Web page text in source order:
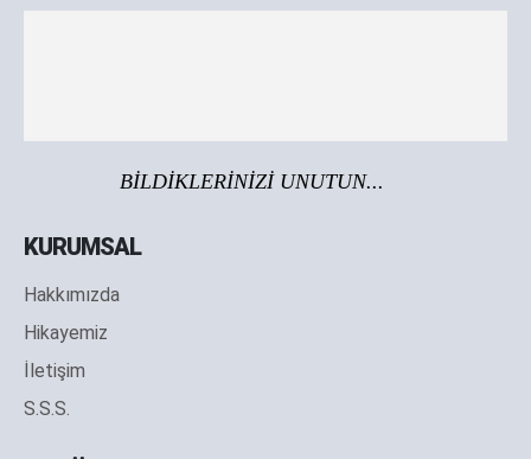
BİLDİKLERİNİZİ UNUTUN...
KURUMSAL
Hakkımızda
Hikayemiz
İletişim
S.S.S.